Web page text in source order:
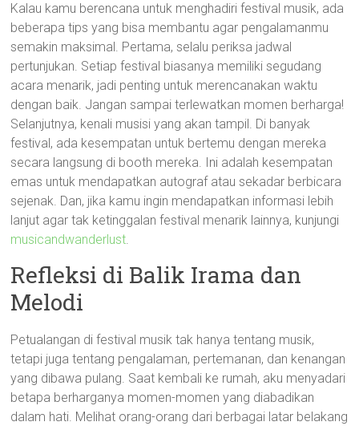
Kalau kamu berencana untuk menghadiri festival musik, ada
beberapa tips yang bisa membantu agar pengalamanmu
semakin maksimal. Pertama, selalu periksa jadwal
pertunjukan. Setiap festival biasanya memiliki segudang
acara menarik, jadi penting untuk merencanakan waktu
dengan baik. Jangan sampai terlewatkan momen berharga!
Selanjutnya, kenali musisi yang akan tampil. Di banyak
festival, ada kesempatan untuk bertemu dengan mereka
secara langsung di booth mereka. Ini adalah kesempatan
emas untuk mendapatkan autograf atau sekadar berbicara
sejenak. Dan, jika kamu ingin mendapatkan informasi lebih
lanjut agar tak ketinggalan festival menarik lainnya, kunjungi
musicandwanderlust.
Refleksi di Balik Irama dan
Melodi
Petualangan di festival musik tak hanya tentang musik,
tetapi juga tentang pengalaman, pertemanan, dan kenangan
yang dibawa pulang. Saat kembali ke rumah, aku menyadari
betapa berharganya momen-momen yang diabadikan
dalam hati. Melihat orang-orang dari berbagai latar belakang